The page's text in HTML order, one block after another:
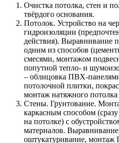
Очистка потолка, стен и
твёрдого основания.
Потолок. Устройство на
гидроизоляции
действия). Выравнивание
одним из способов
смесями, монтажом
попутной тепло- и
– облицовка ПВХ-панелями
потолочной плитки,
монтаж натяжного потолка
Стены. Грунтование.
каркасным способом
на потолке) с
материалов.
оштукатуривание, монтаж